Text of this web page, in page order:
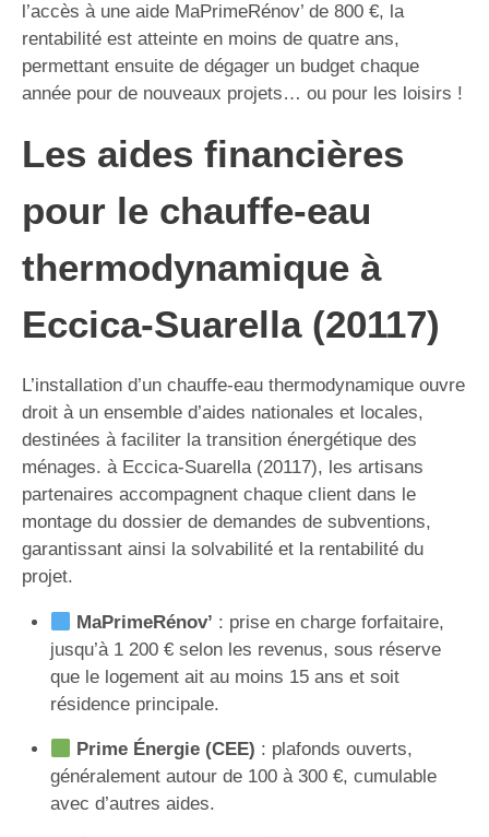
l’accès à une aide MaPrimeRénov’ de 800 €, la
rentabilité est atteinte en moins de quatre ans,
permettant ensuite de dégager un budget chaque
année pour de nouveaux projets… ou pour les loisirs !
Les aides financières
pour le chauffe-eau
thermodynamique à
Eccica-Suarella (20117)
L’installation d’un chauffe-eau thermodynamique ouvre
droit à un ensemble d’aides nationales et locales,
destinées à faciliter la transition énergétique des
ménages. à Eccica-Suarella (20117), les artisans
partenaires accompagnent chaque client dans le
montage du dossier de demandes de subventions,
garantissant ainsi la solvabilité et la rentabilité du
projet.
MaPrimeRénov’ : prise en charge forfaitaire,
jusqu’à 1 200 € selon les revenus, sous réserve
que le logement ait au moins 15 ans et soit
résidence principale.
Prime Énergie (CEE) : plafonds ouverts,
généralement autour de 100 à 300 €, cumulable
avec d’autres aides.